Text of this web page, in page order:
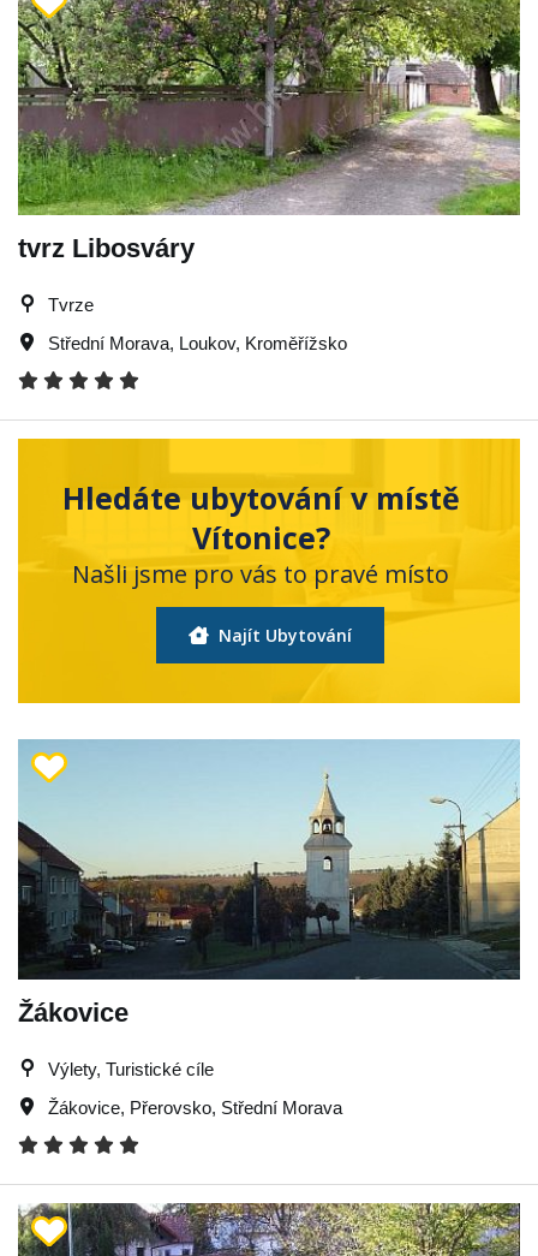
tvrz Libosváry
Tvrze
Střední Morava, Loukov, Kroměřížsko
Hledáte ubytování v místě
Vítonice?
Našli jsme pro vás to pravé místo
Najít Ubytování
Žákovice
Výlety, Turistické cíle
Žákovice, Přerovsko, Střední Morava